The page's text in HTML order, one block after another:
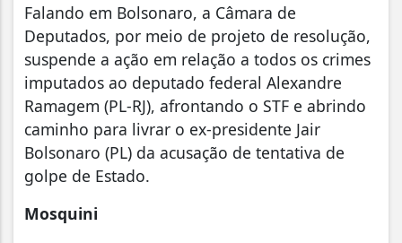
Falando em Bolsonaro, a Câmara de
Deputados, por meio de projeto de resolução,
suspende a ação em relação a todos os crimes
imputados ao deputado federal Alexandre
Ramagem (PL-RJ), afrontando o STF e abrindo
caminho para livrar o ex-presidente Jair
Bolsonaro (PL) da acusação de tentativa de
golpe de Estado.
Mosquini